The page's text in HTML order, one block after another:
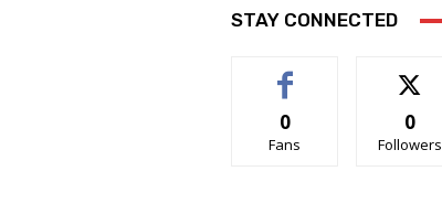
STAY CONNECTED
0
Fans
0
Followers